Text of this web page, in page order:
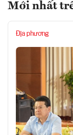
Mới nhất
Địa phương